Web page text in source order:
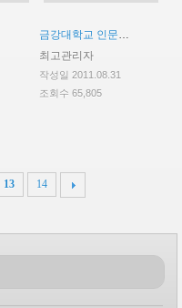
금강대학교 인문한국(HK)사업 HK연구교수 신규 채용 공고
최고관리자
작성일 2011.08.31
조회수 65,805
13 14